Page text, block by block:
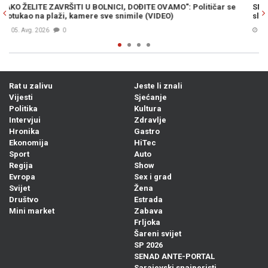
se
SMRT OPASNOG KRIMINALCA: Bešlić pronađen mrtav u
služio je kaznu zbog ovih djela...
Prije 11h
Rat u zalivu
Vijesti
Politika
Intervjui
Hronika
Ekonomija
Sport
Regija
Evropa
Svijet
Društvo
Mini market
Jeste li znali
Sjećanje
Kultura
Zdravlje
Gastro
HiTec
Auto
Show
Sex i grad
Žena
Estrada
Zabava
Frljoka
Šareni svijet
SP 2026
SENAD ANTE-PORTAL